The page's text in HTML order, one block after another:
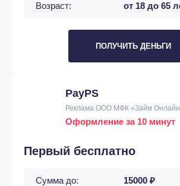
Возраст: от 18 до 65
ПОЛУЧИТЬ ДЕНЬГИ
PayPS
Реклама ООО МФК «Займ
Оформление за 10 минут
Первый бесплатно
Сумма до: 15000 ₽